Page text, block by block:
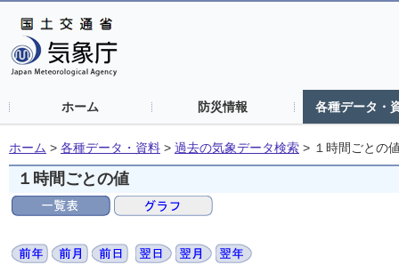
ホーム 防災情報 各種データ・
ホーム > 各種データ・資料 > 過去の気象データ検索 > １時間ごとの
１時間ごとの値